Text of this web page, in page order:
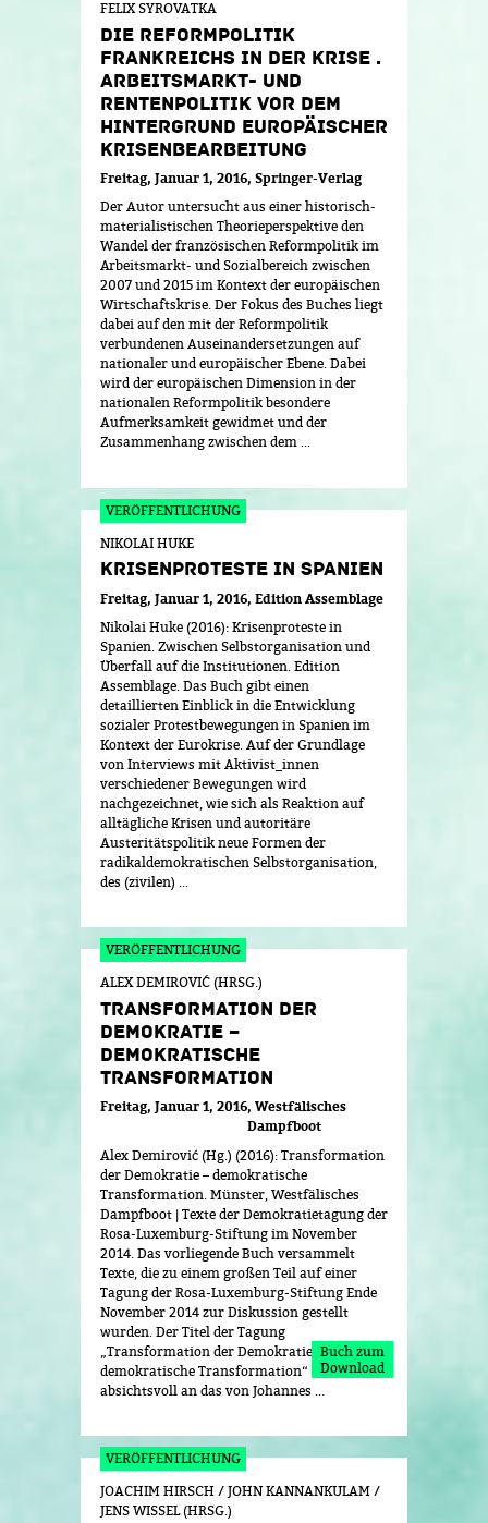
FELIX SYROVATKA
DIE REFORMPOLITIK
FRANKREICHS IN DER KRISE .
ARBEITSMARKT- UND
RENTENPOLITIK VOR DEM
HINTERGRUND EUROPÄISCHER
KRISENBEARBEITUNG
Freitag, Januar 1, 2016 Springer-Verlag
Der Autor untersucht aus einer historisch-
materialistischen Theorieperspektive den
Wandel der französischen Reformpolitik im
Arbeitsmarkt- und Sozialbereich zwischen
2007 und 2015 im Kontext der europäischen
Wirtschaftskrise. Der Fokus des Buches liegt
dabei auf den mit der Reformpolitik
verbundenen Auseinandersetzungen auf
nationaler und europäischer Ebene. Dabei
wird der europäischen Dimension in der
nationalen Reformpolitik besondere
Aufmerksamkeit gewidmet und der
Zusammenhang zwischen dem ...
NIKOLAI HUKE
KRISENPROTESTE IN SPANIEN
Freitag, Januar 1, 2016 Edition Assemblage
Nikolai Huke (2016): Krisenproteste in
Spanien. Zwischen Selbstorganisation und
Überfall auf die Institutionen. Edition
Assemblage. Das Buch gibt einen
detaillierten Einblick in die Entwicklung
sozialer Protestbewegungen in Spanien im
Kontext der Eurokrise. Auf der Grundlage
von Interviews mit Aktivist_innen
verschiedener Bewegungen wird
nachgezeichnet, wie sich als Reaktion auf
alltägliche Krisen und autoritäre
Austeritätspolitik neue Formen der
radikaldemokratischen Selbstorganisation,
des (zivilen) ...
ALEX DEMIROVIĆ (HRSG.)
TRANSFORMATION DER
DEMOKRATIE –
DEMOKRATISCHE
TRANSFORMATION
Freitag, Januar 1, 2016 Westfälisches
Dampfboot
Alex Demirović (Hg.) (2016): Transformation
der Demokratie – demokratische
Transformation. Münster, Westfälisches
Dampfboot | Texte der Demokratietagung der
Rosa-Luxemburg-Stiftung im November
2014. Das vorliegende Buch versammelt
Texte, die zu einem großen Teil auf einer
Tagung der Rosa-Luxemburg-Stiftung Ende
November 2014 zur Diskussion gestellt
wurden. Der Titel der Tagung
„Transformation der Demokratie –
demokratische Transformation“ erinnerte
absichtsvoll an das von Johannes ...
Buch zum
Download
JOACHIM HIRSCH / JOHN KANNANKULAM /
JENS WISSEL (HRSG.)